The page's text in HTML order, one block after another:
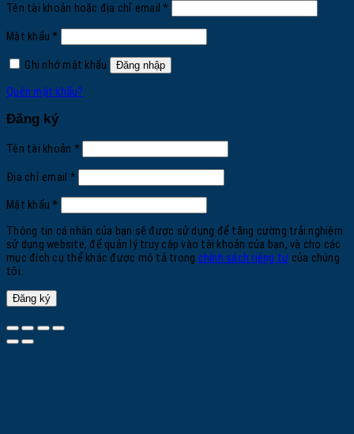
Tên tài khoản hoặc địa chỉ email*Bắt
buộc
Mật khẩu*Bắt
buộc
Ghi nhớ mật khẩu
Đăng nhập
Quên mật khẩu?
Đăng ký
Tên tài khoản *Bắt
buộc
Địa chỉ email *Bắt
buộc
Mật khẩu*Bắt
buộc
Thông tin cá nhân của bạn sẽ được sử dụng để tăng cường trải nghiệm
sử dụng website, để quản lý truy cập vào tài khoản của bạn, và cho các
mục đích cụ thể khác được mô tả trong chính sách riêng tư của chúng
tôi.
Đăng ký